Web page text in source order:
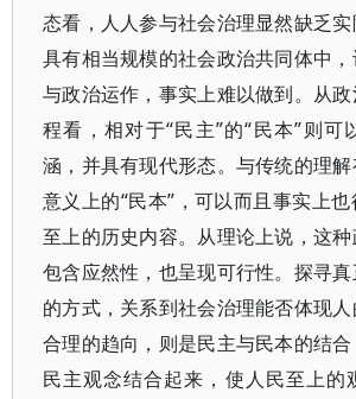
态看，人人参与社会治理显然缺乏
具有相当规模的社会政治共同体中
与政治运作，事实上难以做到。从
程看，相对于“民主”的“民本”则可
涵，并具有现代形态。与传统的理
意义上的“民本”，可以而且事实上
至上的历史内容。从理论上说，这
包含应然性，也呈现可行性。探寻
的方式，关系到社会治理能否体现
合理的趋向，则是民主与民本的结
民主观念结合起来，使人民至上的